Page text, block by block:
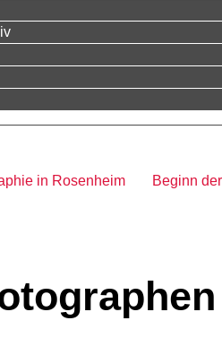
in Rosenheim Beginn